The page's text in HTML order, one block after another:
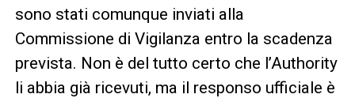
sono stati comunque inviati alla
Commissione di Vigilanza entro la scadenza
prevista. Non è del tutto certo che l’Authority
li abbia già ricevuti, ma il responso ufficiale è